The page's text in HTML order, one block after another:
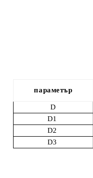
параметър
D
D1
D2
D3